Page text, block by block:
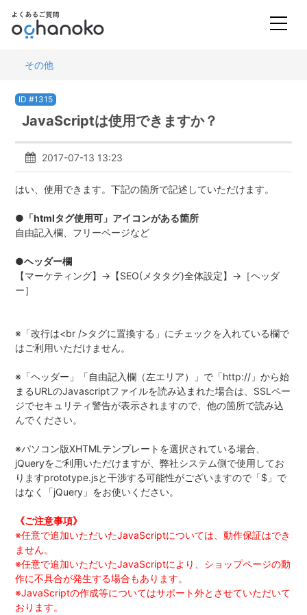
その他
ID #1315
JavaScriptは使用できますか？
2017-07-13 13:23
はい、使用できます。下記の箇所で記述していただけます。
●「htmlタグ使用可」アイコンがある箇所
自由記入欄、フリーページなど
●ヘッダー欄
【マーケティング】→【SEO(メタタグ)全体設定】→［ヘッダ
ー］
※「改行は<br />タグに置換する」にチェックを入れている欄で
はご利用いただけません。
※「ヘッダー」「自由記入欄（左エリア）」で「http://」から始
まるURLのJavascriptファイルを読み込まれた場合は、SSLペー
ジでセキュリティ警告が表示されますので、他の箇所で読み込
んでください。
※パソコン版XHTMLテンプレートを選択されている場合、
jQueryをご利用いただけますが、弊社システム側で使用してお
りますprototype.jsと干渉する可能性がございますので「$」で
はなく「jQuery」をお使いください。
《ご注意事項》
※任意で追加いただいたJavaScriptについては、動作保証はでき
ません。
※任意で追加いただいたJavaScriptにより、ショップページの動
作に不具合が発生する場合もあります。
※JavaScriptの作成等についてはサポート外とさせていただいて
おります。